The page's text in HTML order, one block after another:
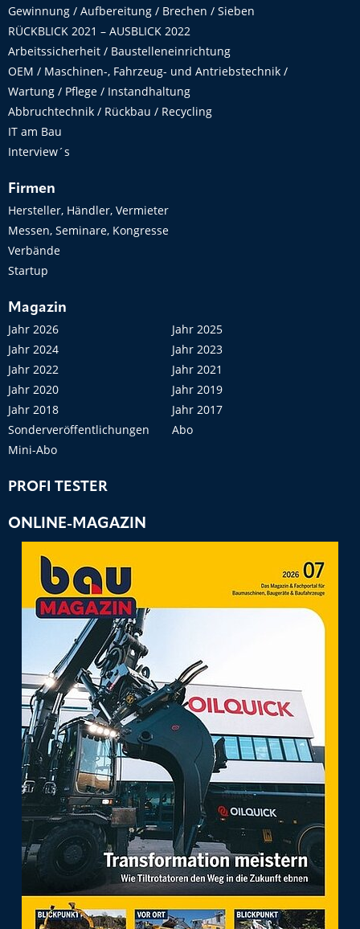
Gewinnung / Aufbereitung / Brechen / Sieben
RÜCKBLICK 2021 – AUSBLICK 2022
Arbeitssicherheit / Baustelleneinrichtung
OEM / Maschinen-, Fahrzeug- und Antriebstechnik /
Wartung / Pflege / Instandhaltung
Abbruchtechnik / Rückbau / Recycling
IT am Bau
Interview´s
Firmen
Hersteller, Händler, Vermieter
Messen, Seminare, Kongresse
Verbände
Startup
Magazin
Jahr 2026
Jahr 2025
Jahr 2024
Jahr 2023
Jahr 2022
Jahr 2021
Jahr 2020
Jahr 2019
Jahr 2018
Jahr 2017
Sonderveröffentlichungen
Abo
Mini-Abo
PROFI TESTER
ONLINE-MAGAZIN